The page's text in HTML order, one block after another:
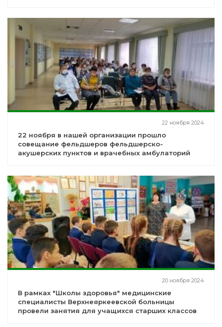
22 ноября 2024
22 ноября в нашей организации прошло
совещание фельдшеров фельдшерско-
акушерских пунктов и врачебных амбулаторий
20 ноября 2024
В рамках "Школы здоровья" медицинские
специалисты Верхнеяркеевской больницы
провели занятия для учащихся старших классов